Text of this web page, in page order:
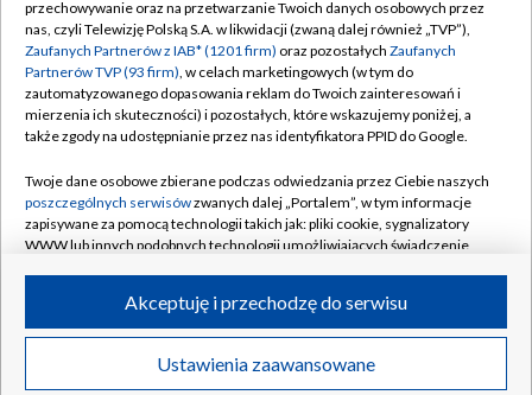
Abonament TVP
Emisja w TVP
Centrum informacji TVP
Naziemna Telewizja Cyfrowa
Rada Programowa
System NOS
Informacje o nadawcy
Program dla prasy
Ogłoszenie przetargowe
Regulamin TVP
Polityka prywatności
Moje zgody
Pomoc
Kontakt
Kanały
©2026 Telewizja Polska S.A. w likwidacji
przechowywanie oraz na przetwarzanie Twoich danych osobowych przez
nas, czyli Telewizję Polską S.A. w likwidacji (zwaną dalej również „TVP”),
Zaufanych Partnerów z IAB* (1201 firm) oraz pozostałych Zaufanych
Partnerów TVP (93 firm), w celach marketingowych (w tym do
zautomatyzowanego dopasowania reklam do Twoich zainteresowań i
mierzenia ich skuteczności) i pozostałych, które wskazujemy poniżej, a
także zgody na udostępnianie przez nas identyfikatora PPID do Google.
Twoje dane osobowe zbierane podczas odwiedzania przez Ciebie naszych
poszczególnych serwisówzwanych dalej „Portalem”, w tym informacje
zapisywane za pomocą technologii takich jak: pliki cookie, sygnalizatory
WWW lub innych podobnych technologii umożliwiających świadczenie
ruchu w Internecie.
Twoje dane osobowe zbierane podczas odwiedzania przez Ciebie
poszczególnych serwisówna Portalu, takie jak adresy IP, identyfikatory
Ustawienia zaawansowane
Akceptuję i przechodzę do serwisu